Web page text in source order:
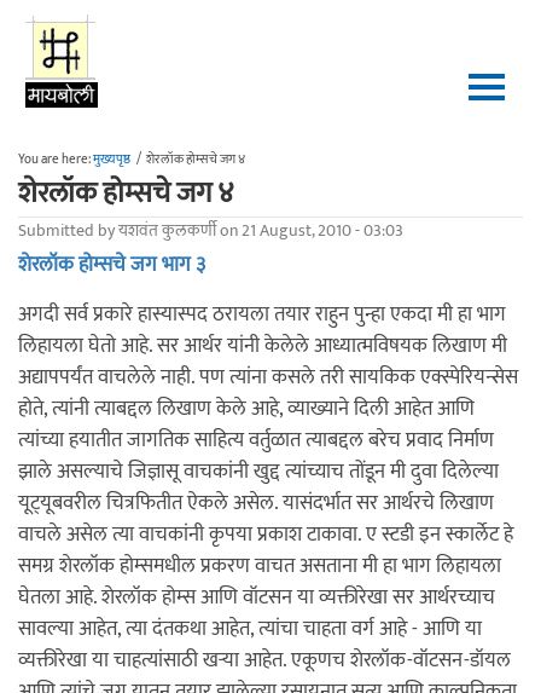
Skip to main content
You are here:मुख्यपृष्ठ / शेरलॉक होम्सचे जग ४
शेरलॉक होम्सचे जग ४
Submitted byयशवंत कुलकर्णीon 21 August, 2010 - 03:03
शेरलॉक होम्सचे जग भाग ३
अगदी सर्व प्रकारे हास्यास्पद ठरायला तयार राहुन पुन्हा एकदा मी हा भाग
लिहायला घेतो आहे. सर आर्थर यांनी केलेले आध्यात्मविषयक लिखाण मी
अद्यापपर्यंत वाचलेले नाही. पण त्यांना कसले तरी सायकिक एक्स्पेरियन्सेस
होते, त्यांनी त्याबद्दल लिखाण केले आहे, व्याख्याने दिली आहेत आणि
त्यांच्या हयातीत जागतिक साहित्य वर्तुळात त्याबद्दल बरेच प्रवाद निर्माण
झाले असल्याचे जिज्ञासू वाचकांनी खुद्द त्यांच्याच तोंडून मी दुवा दिलेल्या
यूट्‍यूबवरील चित्रफितीत ऐकले असेल. यासंदर्भात सर आर्थरचे लिखाण
वाचले असेल त्या वाचकांनी कृपया प्रकाश टाकावा. ए स्टडी इन स्कार्लेट हे
समग्र शेरलॉक होम्समधील प्रकरण वाचत असताना मी हा भाग लिहायला
घेतला आहे. शेरलॉक होम्स आणि वॉटसन या व्यक्तीरेखा सर आर्थरच्याच
सावल्या आहेत, त्या दंतकथा आहेत, त्यांचा चाहता वर्ग आहे - आणि या
व्यक्तीरेखा या चाहत्यांसाठी खर्‍या आहेत. एकूणच शेरलॉक-वॉटसन-डॉयल